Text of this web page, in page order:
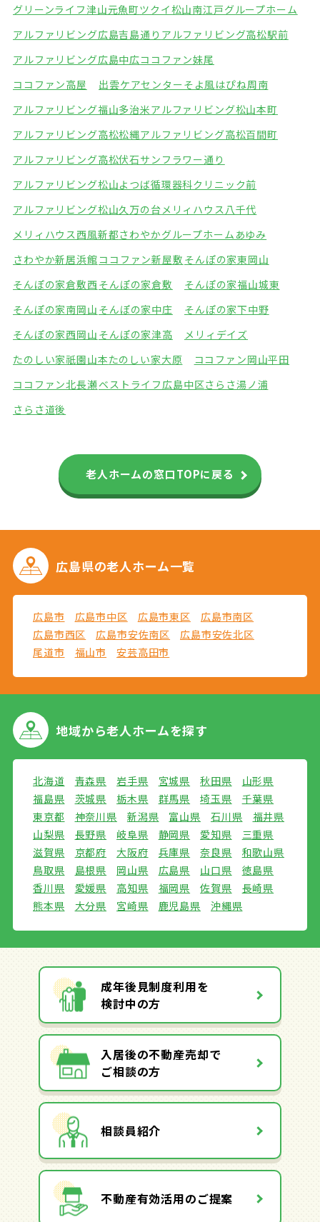
グリーンライフ津山元魚町ツクイ松山南江戸グループホーム
アルファリビング広島吉島通り アルファリビング高松駅前
アルファリビング広島中広ココファン妹尾
ココファン高屋
出雲ケアセンターそよ風はぴね周南
アルファリビング福山多治米アルファリビング松山本町
アルファリビング高松松縄アルファリビング高松百間町
アルファリビング高松伏石サンフラワー通り
アルファリビング松山よつば循環器科クリニック前
アルファリビング松山久万の台 メリィハウス八千代
メリィハウス西風新都さわやかグループホームあゆみ
さわやか新居浜館ココファン新屋敷 そんぽの家東岡山
そんぽの家倉敷西そんぽの家倉敷
そんぽの家福山城東
そんぽの家南岡山 そんぽの家中庄
そんぽの家下中野
そんぽの家西岡山 そんぽの家津高
メリィデイズ
たのしい家祇園山本たのしい家大原
ココファン岡山平田
ココファン北長瀬ベストライフ広島中区さらさ湯ノ浦
さらさ道後
老人ホームの窓口TOPに戻る
広島県の老人ホーム一覧
広島市 広島市中区 広島市東区
広島市南区
広島市西区
広島市安佐南区
広島市安佐北区
尾道市
福山市 安芸高田市
地域から老人ホームを探す
北海道 青森県 岩手県 宮城県 秋田県
山形県
福島県
茨城県 栃木県 群馬県 埼玉県
千葉県
東京都
神奈川県 新潟県 富山県 石川県
福井県
山梨県
長野県 岐阜県 静岡県 愛知県
三重県
滋賀県
京都府 大阪府 兵庫県 奈良県
和歌山県
鳥取県
島根県 岡山県 広島県 山口県
徳島県
香川県
愛媛県 高知県 福岡県 佐賀県
長崎県
熊本県
大分県 宮崎県 鹿児島県 沖縄県
成年後見制度利用を
検討中の方
入居後の不動産売却で
ご相談の方
相談員紹介
不動産有効活用のご提案